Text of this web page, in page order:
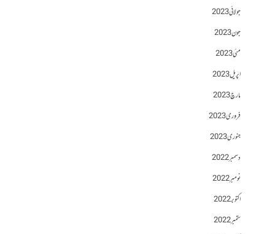
جولائی 2023
جون 2023
مئی 2023
اپریل 2023
مارچ 2023
فروری 2023
جنوری 2023
دسمبر 2022
نومبر 2022
اکتوبر 2022
ستمبر 2022